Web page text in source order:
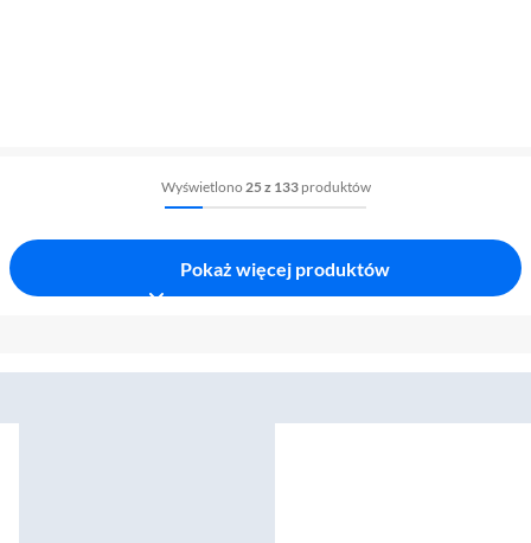
Wyświetlono 25 z 133 produktów
Pokaż więcej produktów